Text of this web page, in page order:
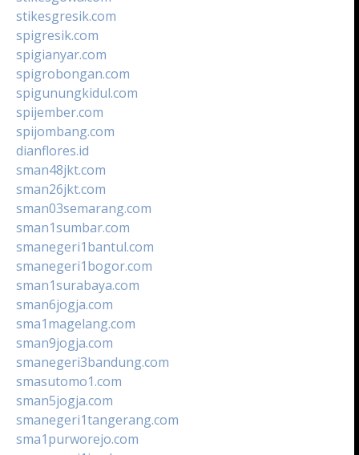
stikesgresik.com
spigresik.com
spigianyar.com
spigrobongan.com
spigunungkidul.com
spijember.com
spijombang.com
dianflores.id
sman48jkt.com
sman26jkt.com
sman03semarang.com
sman1sumbar.com
smanegeri1bantul.com
smanegeri1bogor.com
sman1surabaya.com
sman6jogja.com
sma1magelang.com
sman9jogja.com
smanegeri3bandung.com
smasutomo1.com
sman5jogja.com
smanegeri1tangerang.com
sma1purworejo.com